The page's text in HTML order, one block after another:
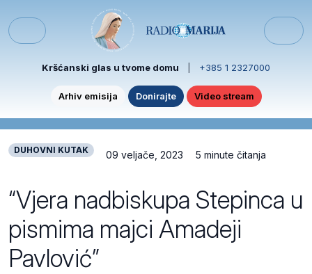
Menu
Kršćanski glas u tvome domu +385 1 2327000
Arhiv emisija Donirajte Video stream
DUHOVNI KUTAK 09 veljače, 2023 5 minute čitanja
“Vjera nadbiskupa Stepinca u
pismima majci Amadeji
Pavlović”